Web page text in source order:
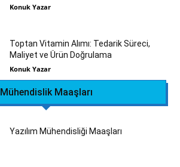
Konuk Yazar
Toptan Vitamin Alımı: Tedarik Süreci,
Maliyet ve Ürün Doğrulama
Konuk Yazar
Mühendislik Maaşları
Yazılım Mühendisliği Maaşları